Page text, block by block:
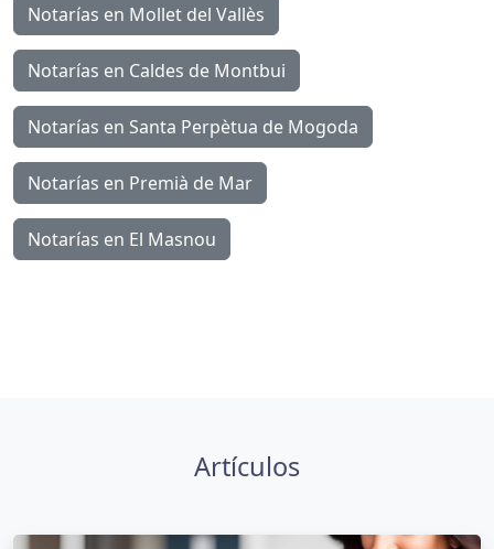
Notarías en Mollet del Vallès
Notarías en Caldes de Montbui
Notarías en Santa Perpètua de Mogoda
Notarías en Premià de Mar
Notarías en El Masnou
Artículos